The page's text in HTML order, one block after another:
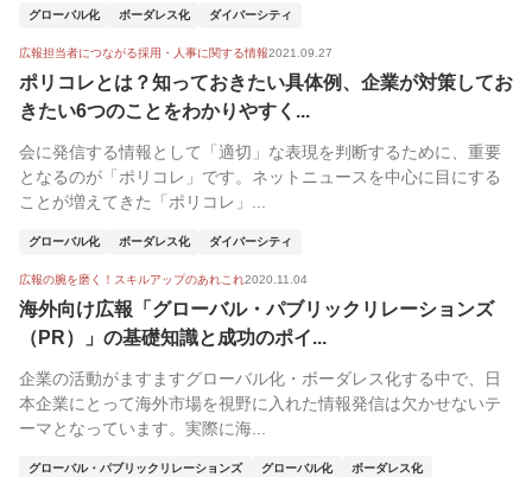
グローバル化 ボーダレス化 ダイバーシティ
広報担当者につながる採用・人事に関する情報2021.09.27
ポリコレとは？知っておきたい具体例、企業が対策してお
きたい6つのことをわかりやすく...
会に発信する情報として「適切」な表現を判断するために、重要
となるのが「ポリコレ」です。ネットニュースを中心に目にする
ことが増えてきた「ポリコレ」...
グローバル化 ボーダレス化 ダイバーシティ
広報の腕を磨く！スキルアップのあれこれ2020.11.04
海外向け広報「グローバル・パブリックリレーションズ
（PR）」の基礎知識と成功のポイ...
企業の活動がますますグローバル化・ボーダレス化する中で、日
本企業にとって海外市場を視野に入れた情報発信は欠かせないテ
ーマとなっています。実際に海...
グローバル・パブリックリレーションズ グローバル化
ボーダレス化